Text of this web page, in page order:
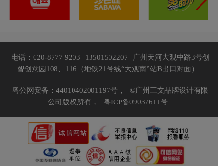
电话：020-8777 9203 13501502207
广州天河大观中路3号创
智创意园108、116（地铁21号线“大观南”站B出口对面）
粤公网安备：44010402001197号，
©广州三文品牌设计有限
公司版权所有，
粤ICP备09037611号